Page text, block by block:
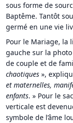
sous forme de
Baptême. Tantôt
germé en une vie
Pour le Mariage, la
gauche sur la
de couple et de
chaotiques »,
et maternelles,
enfants. » Pour le
verticale est
symbole de l’âme